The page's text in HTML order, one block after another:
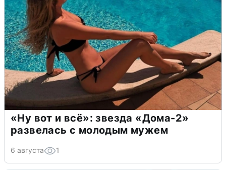
«Ну вот и всё»: звезда «Дома-2»
развелась с молодым мужем
6 августа 1